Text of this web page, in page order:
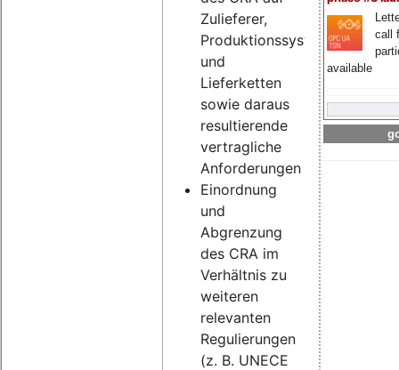
call
available
Zulieferer,
Produktionssysteme
und
Lieferketten
sowie daraus
resultierende
vertragliche
Anforderungen
Einordnung
und
Abgrenzung
des CRA im
Verhältnis zu
weiteren
relevanten
Regulierungen
(z. B. UNECE